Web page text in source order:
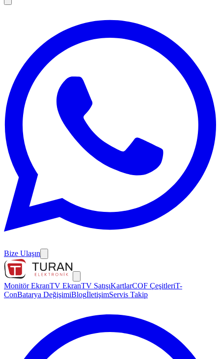
Bize Ulaşın
Monitör EkranTV EkranTV SatışıKartlarCOF ÇeşitleriT-
ConBatarya DeğişimiBlogİletişimServis Takip